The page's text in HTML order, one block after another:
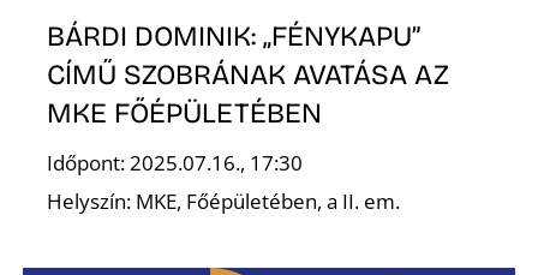
BÁRDI DOMINIK: „FÉNYKAPU”
CÍMŰ SZOBRÁNAK AVATÁSA AZ
MKE FŐÉPÜLETÉBEN
Időpont: 2025.07.16., 17:30
Helyszín: MKE, Főépületében, a II. em.